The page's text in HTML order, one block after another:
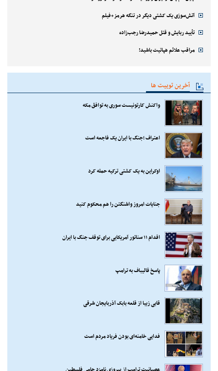
آتش‌سوزی یک کشتی دیگر در تنگه هرمز+فیلم
تأیید ربایش و قتل حمیدرضا رجب‌زاده
مراقب علائم هپاتیت باشید!
آخرین توییت ها
واکنش کارتونیست سوری به توافق مکه
اعتراف ؛جنگ با ایران یک فاجعه است
اوکراین به یک کشتی ترکیه حمله کرد
جنایات امروز واشنگتن را هم محکوم کنید
اقدام ۱۱ سناتور آمریکایی برای توقف جنگ با ایران
پاسخ قالیباف به ترامپ
قابی زیبا از قلعه بابک آذربایجان شرقی
فدایی خامنه‌ای بودن فریاد مردم است